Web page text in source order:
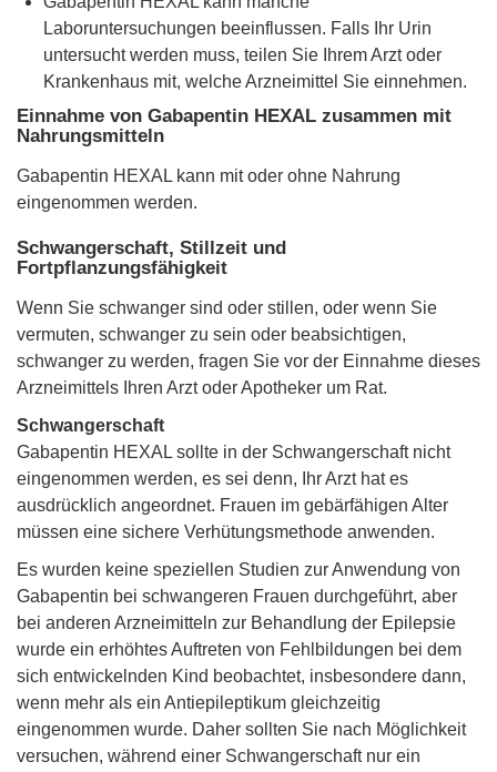
Laboruntersuchungen beeinflussen. Falls Ihr Urin
untersucht werden muss, teilen Sie Ihrem Arzt oder
Krankenhaus mit, welche Arzneimittel Sie einnehmen.
Einnahme von Gabapentin HEXAL zusammen mit
Nahrungsmitteln
Gabapentin HEXAL kann mit oder ohne Nahrung
eingenommen werden.
Schwangerschaft, Stillzeit und
Fortpflanzungsfähigkeit
Wenn Sie schwanger sind oder stillen, oder wenn Sie
vermuten, schwanger zu sein oder beabsichtigen,
schwanger zu werden, fragen Sie vor der Einnahme dieses
Arzneimittels Ihren Arzt oder Apotheker um Rat.
Schwangerschaft
Gabapentin HEXAL sollte in der Schwangerschaft nicht
eingenommen werden, es sei denn, Ihr Arzt hat es
ausdrücklich angeordnet. Frauen im gebärfähigen Alter
müssen eine sichere Verhütungsmethode anwenden.
Es wurden keine speziellen Studien zur Anwendung von
Gabapentin bei schwangeren Frauen durchgeführt, aber
bei anderen Arzneimitteln zur Behandlung der Epilepsie
wurde ein erhöhtes Auftreten von Fehlbildungen bei dem
sich entwickelnden Kind beobachtet, insbesondere dann,
wenn mehr als ein Antiepileptikum gleichzeitig
eingenommen wurde. Daher sollten Sie nach Möglichkeit
versuchen, während einer Schwangerschaft nur ein